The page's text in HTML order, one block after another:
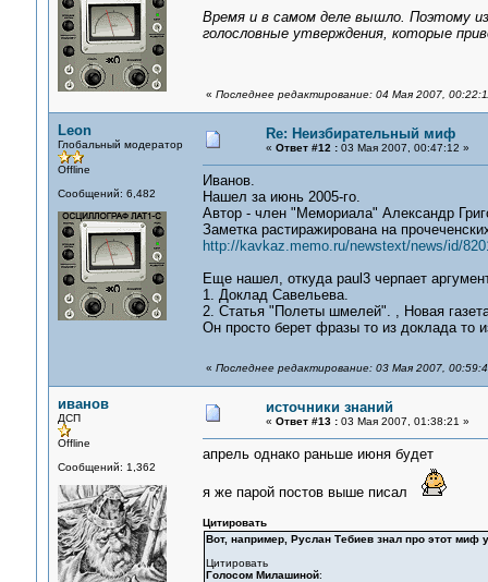
Время и в самом деле вышло. Поэтому
голословные утверждения, которые
« Последнее редактирование: 04 Мая 2007,
Leon
Глобальный модератор
Offline
Сообщений: 6,482
Re: Неизбирательный миф
« Ответ #12 :03 Мая 2007, 00:47:12 »
Иванов.
Нашел за июнь 2005-го.
Автор - член "Мемориала" Александр
Заметка растиражирована на
http://kavkaz.memo.ru/newstext/news/id/
Еще нашел, откуда paul3 черпает
1. Доклад Савельева.
2. Статья "Полеты шмелей". , Новая
Он просто берет фразы то из доклада то
« Последнее редактирование: 03 Мая 2007,
иванов
ДСП
Offline
Сообщений: 1,362
источники знаний
« Ответ #13 :03 Мая 2007, 01:38:21 »
апрель однако раньше июня будет
я же парой постов выше писал
Цитировать
Вот, например, Руслан Тебиев знал про этот миф
Цитировать
Голосом Милашиной: